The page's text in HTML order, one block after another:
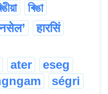
ৰিঙা
हारसिं
ater
eseg
ségri